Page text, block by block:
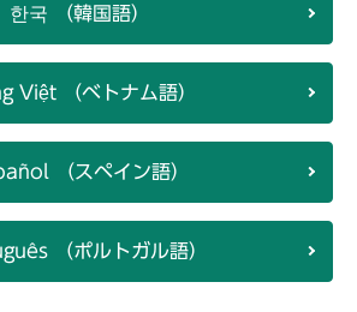
한국 （韓国語）
Việt （ベトナム語）
（スペイン語）
（ポルトガル語）